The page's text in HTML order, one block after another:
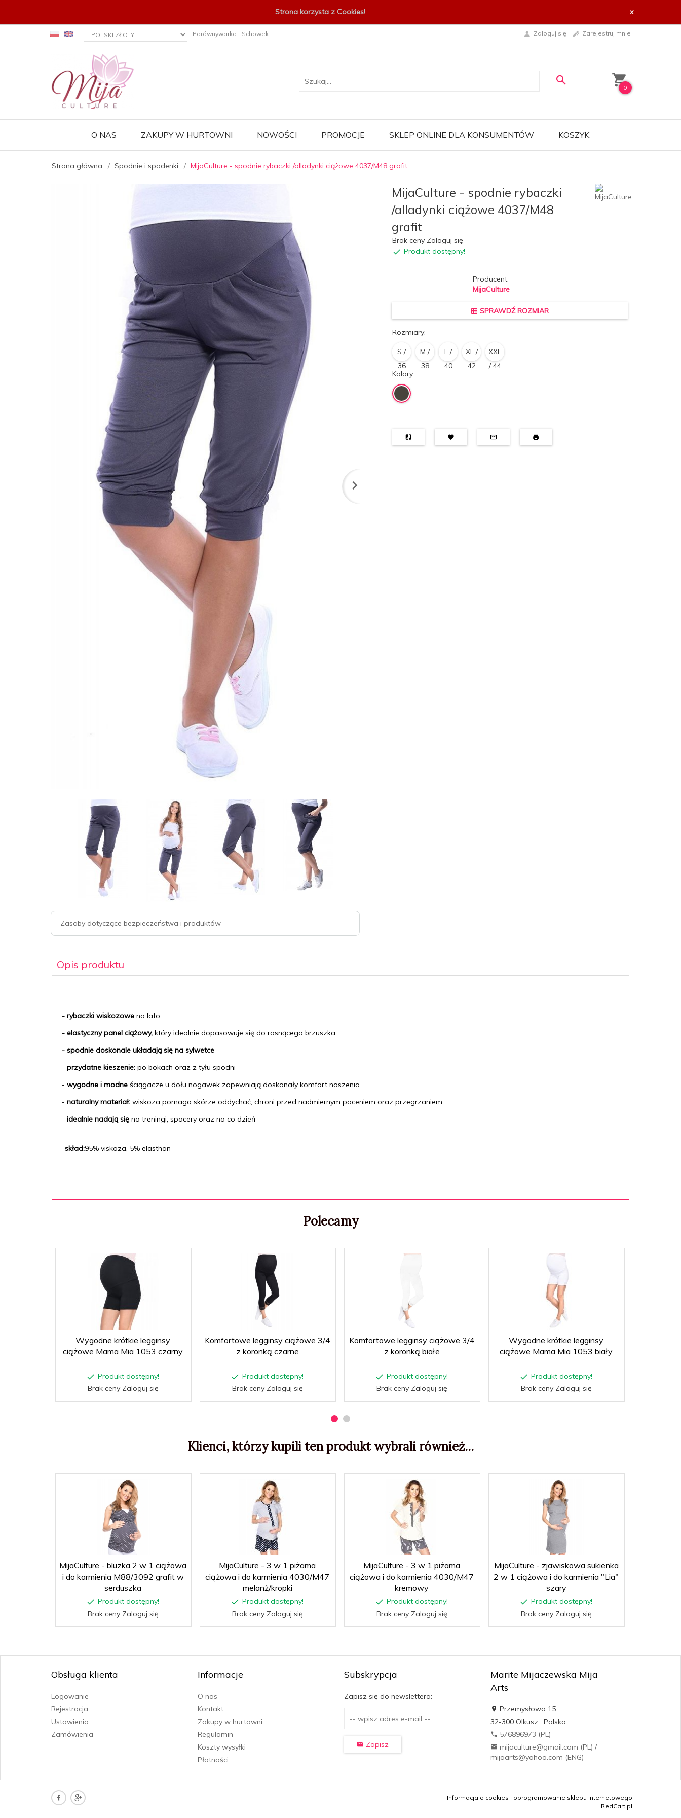
Strona korzysta z Cookies! x
currency_h Porównywarka Schowek Zaloguj się Zarejestruj mnie
0
O NAS ZAKUPY W HURTOWNI NOWOŚCI PROMOCJE SKLEP ONLINE DLA KONSUMENTÓW KOSZYK
Strona główna Spodnie i spodenki MijaCulture - spodnie rybaczki /alladynki ciążowe 4037/M48 grafit
Zasoby dotyczące bezpieczeństwa i produktów
MijaCulture - spodnie rybaczki
/alladynki ciążowe 4037/M48
grafit
Brak ceny Zaloguj się
Produkt dostępny!
Producent:
MijaCulture
SPRAWDŹ ROZMIAR
Rozmiary:
S /
36
M /
38
L /
40
XL /
42
XXL
/ 44
Kolory:
Opis produktu
- rybaczki wiskozowe na lato
- elastyczny panel ciążowy, który idealnie dopasowuje się do rosnącego brzuszka
- spodnie doskonale układają się na sylwetce
- przydatne kieszenie: po bokach oraz z tyłu spodni
- wygodne i modne ściągacze u dołu nogawek zapewniają doskonały komfort noszenia
- naturalny materiał: wiskoza pomaga skórze oddychać, chroni przed nadmiernym poceniem oraz przegrzaniem
- idealnie nadają się na treningi, spacery oraz na co dzień
-skład:95% viskoza, 5% elasthan
Polecamy
Wygodne krótkie legginsy
ciążowe Mama Mia 1053 czarny
Produkt dostępny!
Brak ceny Zaloguj się
Komfortowe legginsy ciążowe 3/4
z koronką czarne
Produkt dostępny!
Brak ceny Zaloguj się
Komfortowe legginsy ciążowe 3/4
z koronką białe
Produkt dostępny!
Brak ceny Zaloguj się
Wygodne krótkie legginsy
ciążowe Mama Mia 1053 biały
Produkt dostępny!
Brak ceny Zaloguj się
Klienci, którzy kupili ten produkt wybrali również...
MijaCulture - bluzka 2 w 1 ciążowa
i do karmienia M88/3092 grafit w
serduszka
Produkt dostępny!
Brak ceny Zaloguj się
MijaCulture - 3 w 1 piżama
ciążowa i do karmienia 4030/M47
melanż/kropki
Produkt dostępny!
Brak ceny Zaloguj się
MijaCulture - 3 w 1 piżama
ciążowa i do karmienia 4030/M47
kremowy
Produkt dostępny!
Brak ceny Zaloguj się
MijaCulture - zjawiskowa sukienka
2 w 1 ciążowa i do karmienia "Lia"
szary
Produkt dostępny!
Brak ceny Zaloguj się
Obsługa klienta
Logowanie
Rejestracja
Ustawienia
Zamówienia
Informacje
O nas
Kontakt
Zakupy w hurtowni
Regulamin
Koszty wysyłki
Płatności
Subskrypcja
Zapisz się do newslettera:
Zapisz
Marite Mijaczewska Mija
Arts
Przemysłowa 15
32-300 Olkusz, Polska
576896973 (PL)
mijaculture@gmail.com (PL) /
mijaarts@yahoo.com (ENG)
Informacja o cookies | oprogramowanie sklepu internetowego
RedCart.pl